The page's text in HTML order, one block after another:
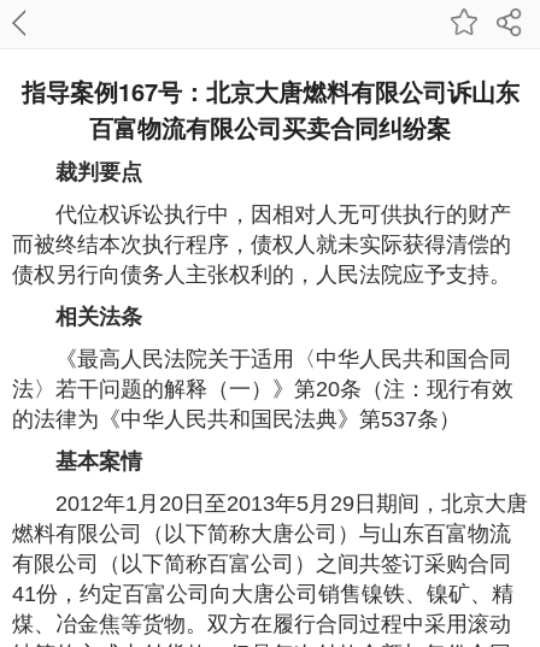
指导案例167号：北京大唐燃料有限公司诉山东
百富物流有限公司买卖合同纠纷案
裁判要点
代位权诉讼执行中，因相对人无可供执行的财产
而被终结本次执行程序，债权人就未实际获得清偿的
债权另行向债务人主张权利的，人民法院应予支持。
相关法条
《最高人民法院关于适用〈中华人民共和国合同
法〉若干问题的解释（一）》第20条（注：现行有效
的法律为《中华人民共和国民法典》第537条）
基本案情
2012年1月20日至2013年5月29日期间，北京大唐
燃料有限公司（以下简称大唐公司）与山东百富物流
有限公司（以下简称百富公司）之间共签订采购合同
41份，约定百富公司向大唐公司销售镍铁、镍矿、精
煤、冶金焦等货物。双方在履行合同过程中采用滚动